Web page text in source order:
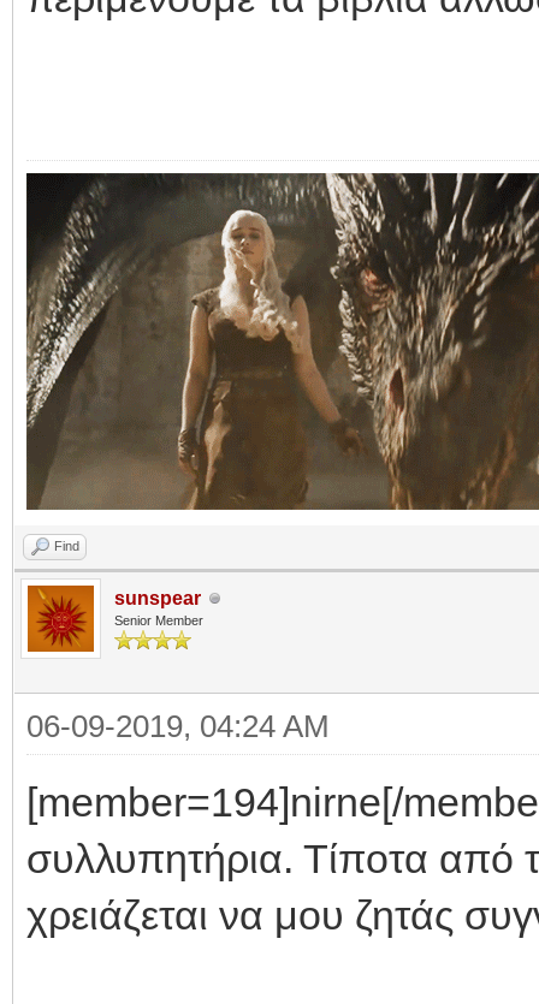
Find
sunspear
Senior Member
06-09-2019, 04:24 AM
[member=194]nirne[/
συλλυπητήρια. Τίποτα από
χρειάζεται να μου ζητάς